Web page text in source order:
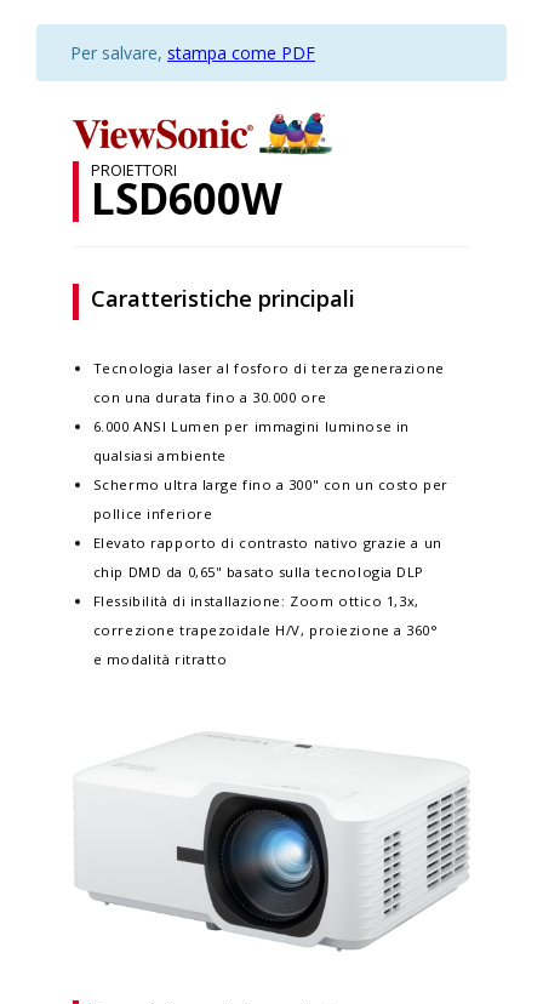
Per salvare, stampa come PDF
PROIETTORI
LSD600W
Caratteristiche principali
Tecnologia laser al fosforo di terza generazione
con una durata fino a 30.000 ore
6.000 ANSI Lumen per immagini luminose in
qualsiasi ambiente
Schermo ultra large fino a 300" con un costo per
pollice inferiore
Elevato rapporto di contrasto nativo grazie a un
chip DMD da 0,65" basato sulla tecnologia DLP
Flessibilità di installazione: Zoom ottico 1,3x,
correzione trapezoidale H/V, proiezione a 360°
e modalità ritratto